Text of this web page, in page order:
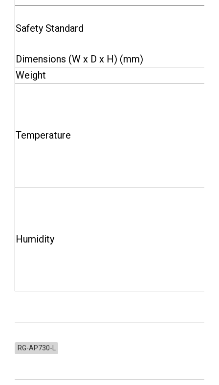
Safety Standard
Dimensions (W x D x H) (mm)
Weight
Temperature
Humidity
RG-AP730-L